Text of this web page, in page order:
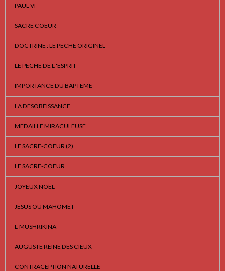
PAUL VI
SACRE COEUR
DOCTRINE : LE PECHE ORIGINEL
LE PECHE DE L 'ESPRIT
IMPORTANCE DU BAPTEME
LA DESOBEISSANCE
MEDAILLE MIRACULEUSE
LE SACRE-COEUR (2)
LE SACRE-COEUR
JOYEUX NOËL
JESUS OU MAHOMET
L-MUSHRIKINA
AUGUSTE REINE DES CIEUX
CONTRACEPTION NATURELLE